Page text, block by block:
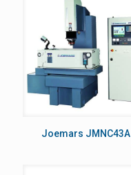
Joemars JMNC43A